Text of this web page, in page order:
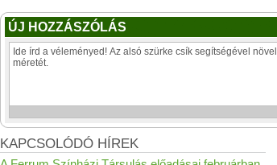
ÚJ HOZZÁSZÓLÁS
KAPCSOLÓDÓ HÍREK